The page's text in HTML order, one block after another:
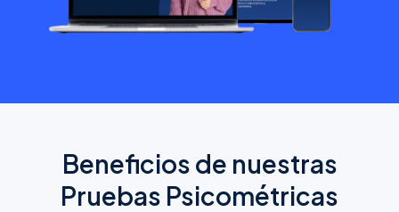
Beneficios de nuestras
Pruebas Psicométricas